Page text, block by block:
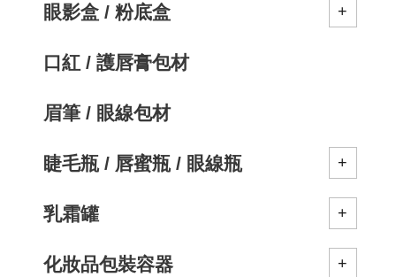
眼影盒 / 粉底盒
口紅 / 護唇膏包材
眉筆 / 眼線包材
睫毛瓶 / 唇蜜瓶 / 眼線瓶
乳霜罐
化妝品包裝容器